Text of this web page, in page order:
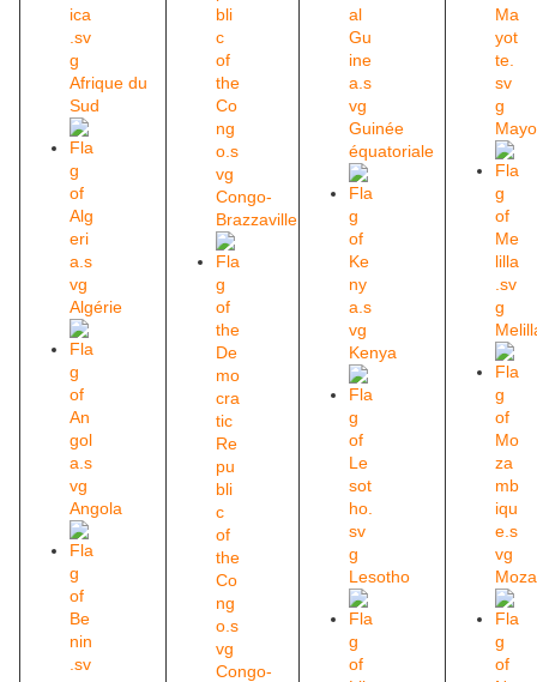
Afrique du
Sud
Algérie
Angola
Congo-
Brazzaville
Congo-
Guinée
équatoriale
Kenya
Lesotho